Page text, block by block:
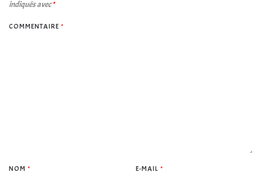
indiqués avec*
COMMENTAIRE *
NOM * E-MAIL*